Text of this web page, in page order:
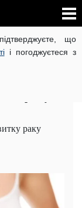
що
і погоджуєтеся з
В УКРАЇНІ
НА РУССКОМ
рак у
раку